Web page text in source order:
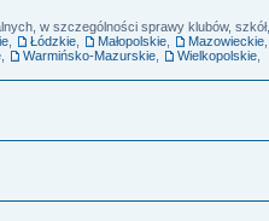
w szczególności sprawy klubów,
Łódzkie Małopolskie Mazowieckie
Warmińsko-Mazurskie Wielkopolskie